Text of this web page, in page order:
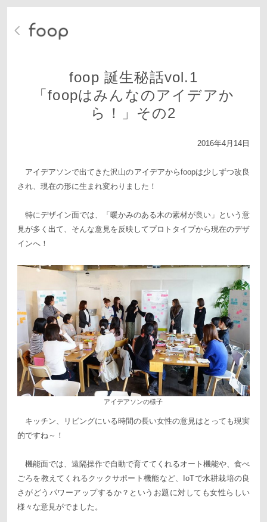
foop 誕生秘話vol.1
「foopはみんなのアイデアか
ら！」その2
2016年4月14日
アイデアソンで出てきた沢山のアイデアからfoopは少しずつ改良
され、現在の形に生まれ変わりました！
特にデザイン面では、「暖かみのある木の素材が良い」という意
見が多く出て、そんな意見を反映してプロトタイプから現在のデザ
インへ！
アイデアソンの様子
キッチン、リビングにいる時間の長い女性の意見はとっても現実
的ですね～！
機能面では、遠隔操作で自動で育ててくれるオート機能や、食べ
ごろを教えてくれるクックサポート機能など、IoTで水耕栽培の良
さがどうパワーアップするか？というお題に対しても女性らしい
様々な意見がでました。